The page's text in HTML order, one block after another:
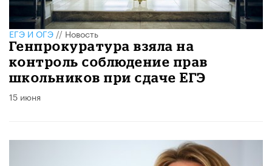
ЕГЭ И ОГЭ//Новость
Генпрокуратура взяла на
контроль соблюдение прав
школьников при сдаче ЕГЭ
15 июня